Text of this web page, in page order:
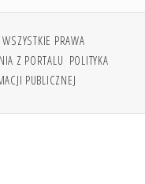
PRAWA
Z PORTALU POLITYKA
PUBLICZNEJ